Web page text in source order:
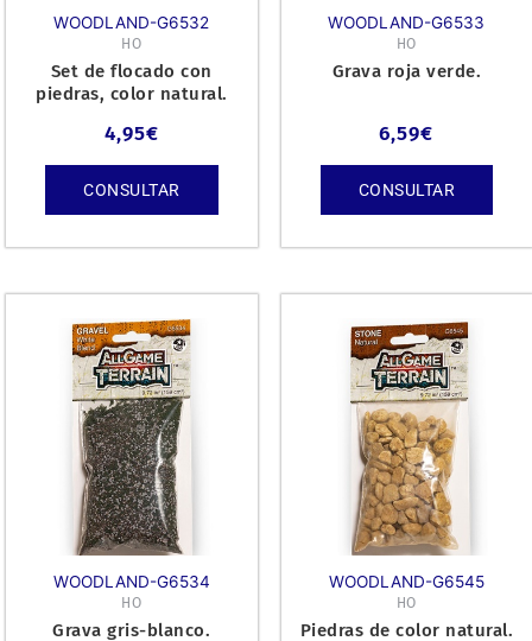
WOODLAND-G6532
HO
Set de flocado con
piedras, color natural.
4,95€
CONSULTAR
WOODLAND-G6533
HO
Grava roja verde.
6,59€
CONSULTAR
WOODLAND-G6534
HO
Grava gris-blanco.
WOODLAND-G6545
HO
Piedras de color natural.